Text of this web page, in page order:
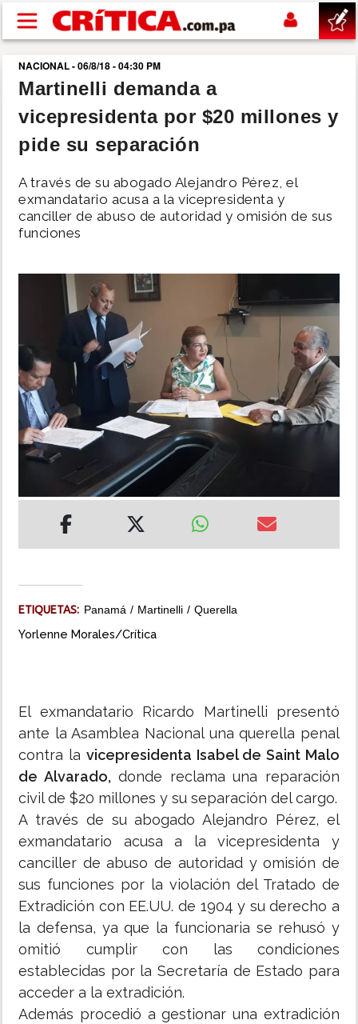
Pasar al contenido principal
buscar
SUCESOS
POLÍTICA
DEPORTES
MUNDO
INSÓLITAS
MULTIMEDIA
NACIONAL - 06/8/18 - 04:30 PM
Martinelli demanda a
vicepresidenta por $20 millones y
pide su separación
A través de su abogado Alejandro Pérez, el
exmandatario acusa a la vicepresidenta y
canciller de abuso de autoridad y omisión de sus
funciones
ETIQUETAS: Panamá Martinelli Querella
Yorlenne Morales/Crítica
El exmandatario Ricardo Martinelli presentó
ante la Asamblea Nacional una querella penal
contra la vicepresidenta Isabel de Saint Malo
de Alvarado, donde reclama una reparación
civil de $20 millones y su separación del cargo.
A través de su abogado Alejandro Pérez, el
exmandatario acusa a la vicepresidenta y
canciller de abuso de autoridad y omisión de
sus funciones por la violación del Tratado de
Extradición con EE.UU. de 1904 y su derecho a
la defensa, ya que la funcionaria se rehusó y
omitió cumplir con las condiciones
establecidas por la Secretaría de Estado para
acceder a la extradición.
Además procedió a gestionar una extradición